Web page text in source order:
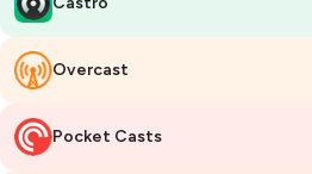
pour plus d'informations.
Overcast
Pocket Casts